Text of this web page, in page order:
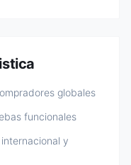
globales
funcionales
y